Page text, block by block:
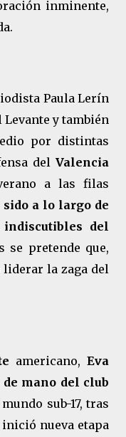
inminente,
Paula Lerín
y también
por distintas
del Valencia
a las filas
a lo largo de
del
se pretende que,
liderar la zaga del
americano, Eva
mano del club
sub-17, tras
inició nueva etapa